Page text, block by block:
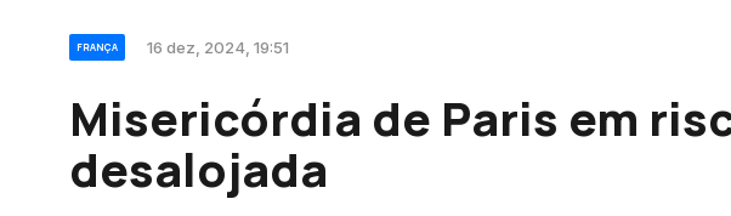
FRANÇA 16 dez, 2024, 19:51
Misericórdia de Paris em
desalojada